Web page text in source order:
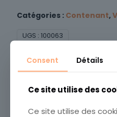
Catégories : Contenant,
UGS : 100063
Vous aimerez
Consent Détails
Ce site utilise des
Ce site utilise des